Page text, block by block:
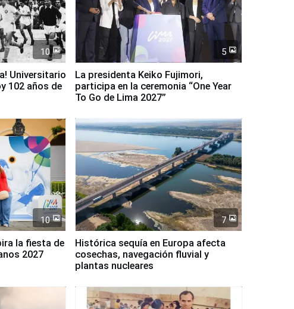
10
Universitario
102 años de
5
La presidenta Keiko Fujimori,
participa en la ceremonia “One Year
To Go de Lima 2027”
10
la fiesta de
2027
7
Histórica sequía en Europa afecta
cosechas, navegación fluvial y
plantas nucleares